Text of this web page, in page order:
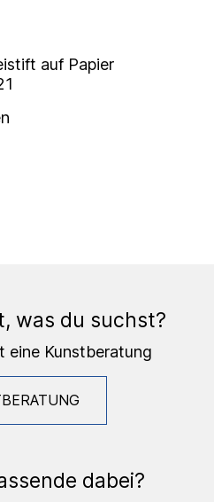
auf Papier
was du suchst?
eine Kunstberatung
dabei?